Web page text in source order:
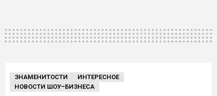
ЗНАМЕНИТОСТИ
ИНТЕРЕСНОЕ
НОВОСТИ ШОУ-БИЗНЕСА